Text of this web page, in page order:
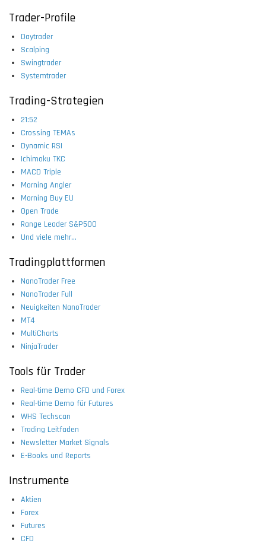
Trader-Profile
Daytrader
Scalping
Swingtrader
Systemtrader
Trading-Strategien
21:52
Crossing TEMAs
Dynamic RSI
Ichimoku TKC
MACD Triple
Morning Angler
Morning Buy EU
Open Trade
Range Leader S&P500
Und viele mehr...
Tradingplattformen
NanoTrader Free
NanoTrader Full
Neuigkeiten NanoTrader
MT4
MultiCharts
NinjaTrader
Tools für Trader
Real-time Demo CFD und Forex
Real-time Demo für Futures
WHS Techscan
Trading Leitfaden
Newsletter Market Signals
E-Books und Reports
Instrumente
Aktien
Forex
Futures
CFD